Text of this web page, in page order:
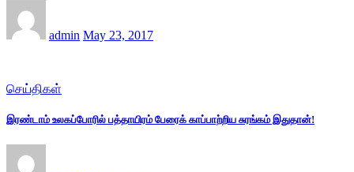
admin May 23, 2017
செய்திகள்
இரண்டாம் உலகப்போரில் பத்தாயிரம் பேரைக் காப்பாற்றிய சுரங்கம் இதுதான்!